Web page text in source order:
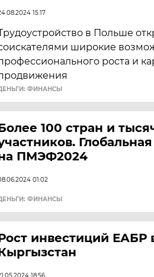
15:17
в Польше
широкие
роста и
ФИНАНСЫ
100 стран и
ПМЭФ2024
01:02
ФИНАНСЫ
инвестиций ЕАБР